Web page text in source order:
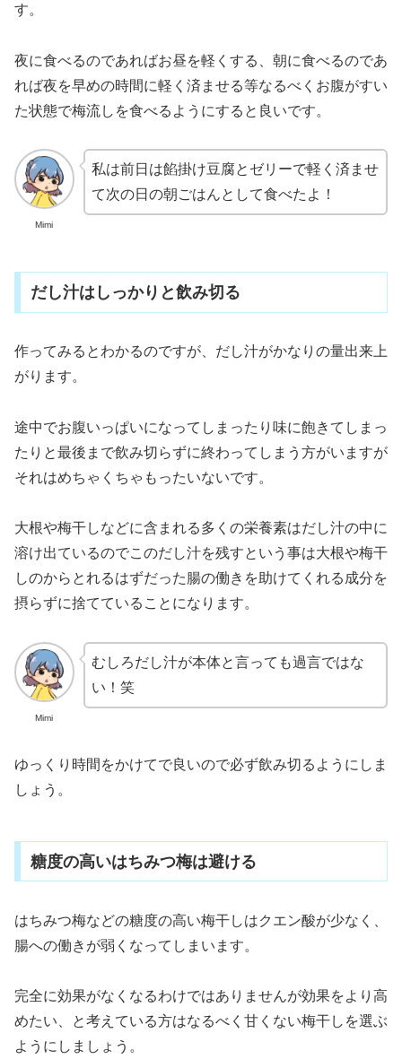
す。
夜に食べるのであればお昼を軽くする、朝に食べるのであ
れば夜を早めの時間に軽く済ませる等なるべくお腹がすい
た状態で梅流しを食べるようにすると良いです。
Mimi
私は前日は餡掛け豆腐とゼリーで軽く済ませ
て次の日の朝ごはんとして食べたよ！
だし汁はしっかりと飲み切る
作ってみるとわかるのですが、だし汁がかなりの量出来上
がります。
途中でお腹いっぱいになってしまったり味に飽きてしまっ
たりと最後まで飲み切らずに終わってしまう方がいますが
それはめちゃくちゃもったいないです。
大根や梅干しなどに含まれる多くの栄養素はだし汁の中に
溶け出ているのでこのだし汁を残すという事は大根や梅干
しのからとれるはずだった腸の働きを助けてくれる成分を
摂らずに捨てていることになります。
Mimi
むしろだし汁が本体と言っても過言ではな
い！笑
ゆっくり時間をかけてで良いので必ず飲み切るようにしま
しょう。
糖度の高いはちみつ梅は避ける
はちみつ梅などの糖度の高い梅干しはクエン酸が少なく、
腸への働きが弱くなってしまいます。
完全に効果がなくなるわけではありませんが効果をより高
めたい、と考えている方はなるべく甘くない梅干しを選ぶ
ようにしましょう。